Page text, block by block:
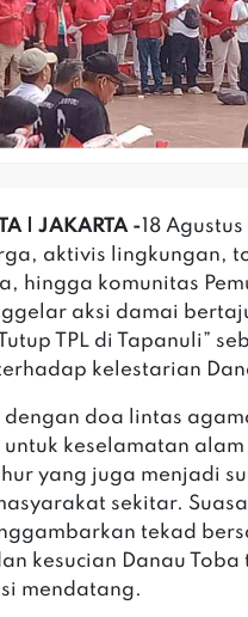
| JAKARTA -18
aktivis lingkungan,
hingga komunitas
aksi damai
TPL di Tapanuli”
kelestarian
dengan doa lintas
keselamatan
yang juga menjadi
sekitar.
tekad
kesucian Danau
mendatang.